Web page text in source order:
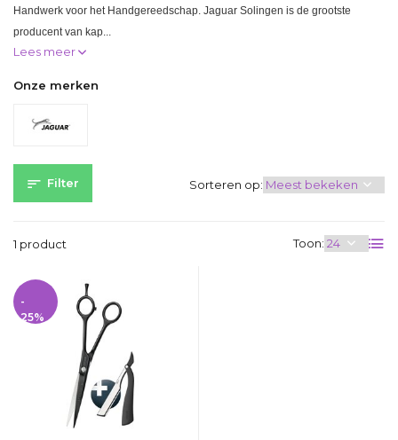
Handwerk voor het Handgereedschap. Jaguar Solingen is de grootste
producent van kap...
Lees meer
Onze merken
Filter
1 product Toon:
Sorteren op:
-
25%